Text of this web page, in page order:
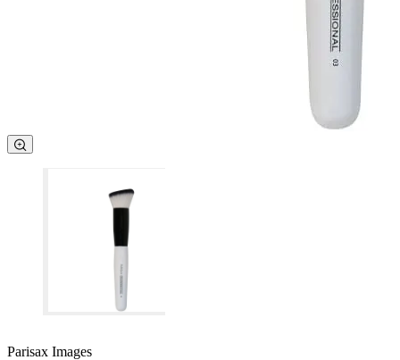
Parisax Images